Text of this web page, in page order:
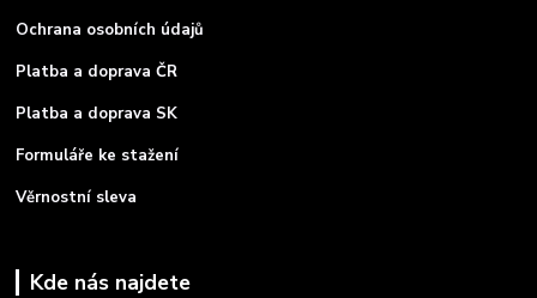
Ochrana osobních údajů
Platba a doprava ČR
Platba a doprava SK
Formuláře ke stažení
Věrnostní sleva
Kde nás najdete